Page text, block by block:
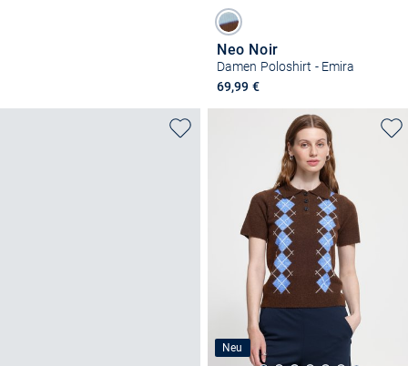
Neo Noir
Damen Poloshirt - Emira
69,99 €
Neu